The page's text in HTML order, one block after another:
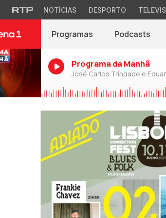
NOTÍCIAS DESPORTO
Programas Podcasts
Programa da Manhã
José Carlos Trindade e